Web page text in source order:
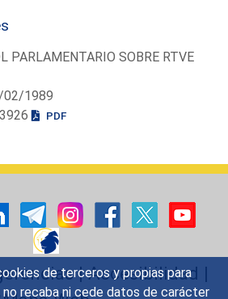
de terceros y propias para
recaba ni cede datos de carácter
PARLAMENTARIO SOBRE RTVE
02/1989
PDF
|Accesibilidad |